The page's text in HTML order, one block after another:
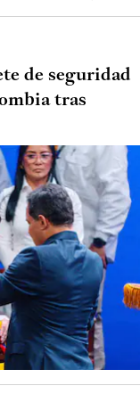
de seguridad
tras